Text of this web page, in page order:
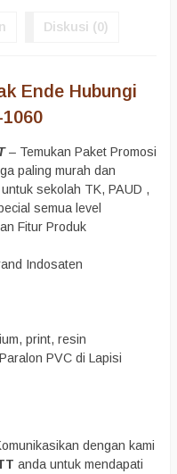
Diskusi (0)
Ende Hubungi
– Temukan Paket Promosi
paling murah dan
sekolah TK, PAUD ,
semua level
Fitur Produk
Indosaten
print, resin
PVC di Lapisi
dengan kami
anda untuk mendapati